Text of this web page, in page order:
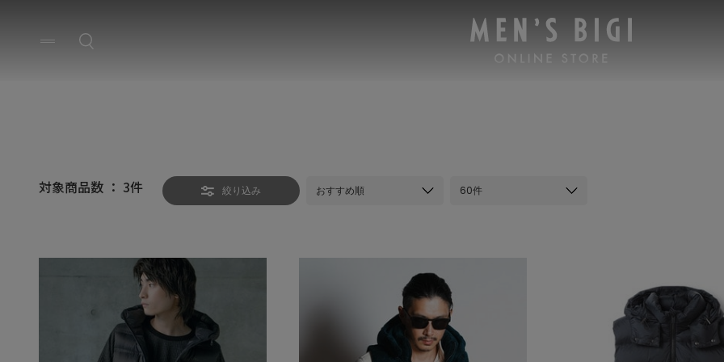
対象商品数 ： 3件 絞り込み おすすめ順 60件